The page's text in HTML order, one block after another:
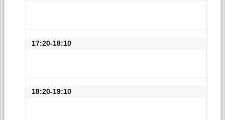
17:20-18:10
18:20-19:10